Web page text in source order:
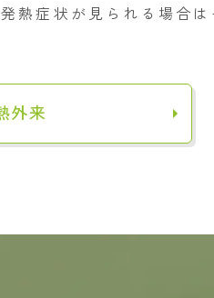
熱症状が見られる場合
外来